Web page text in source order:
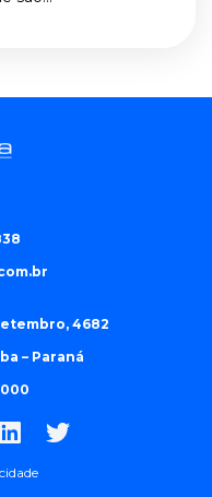
4682
– Paraná